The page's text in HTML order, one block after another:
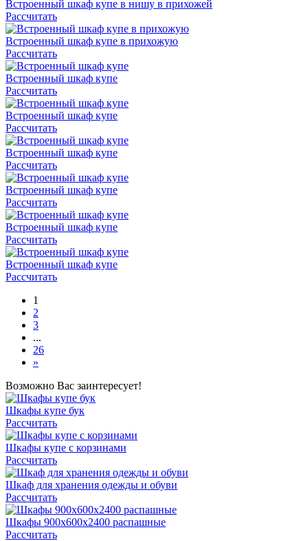
Встроенный шкаф купе в нишу в прихожей
Рассчитать
Встроенный шкаф купе в прихожую
Рассчитать
Встроенный шкаф купе
Рассчитать
Встроенный шкаф купе
Рассчитать
Встроенный шкаф купе
Рассчитать
Встроенный шкаф купе
Рассчитать
Встроенный шкаф купе
Рассчитать
Встроенный шкаф купе
Рассчитать
1
2
3
...
26
»
Возможно Вас заинтересует!
Шкафы купе бук
Рассчитать
Шкафы купе с корзинами
Рассчитать
Шкаф для хранения одежды и обуви
Рассчитать
Шкафы 900х600х2400 распашные
Рассчитать